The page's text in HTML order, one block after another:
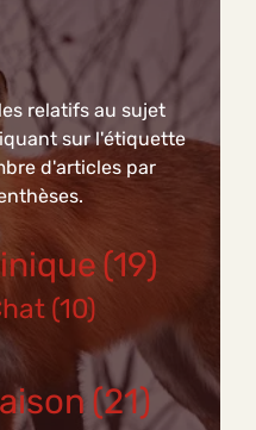
relatifs au sujet
sur l'étiquette
d'articles par
(19)
(10)
(21)